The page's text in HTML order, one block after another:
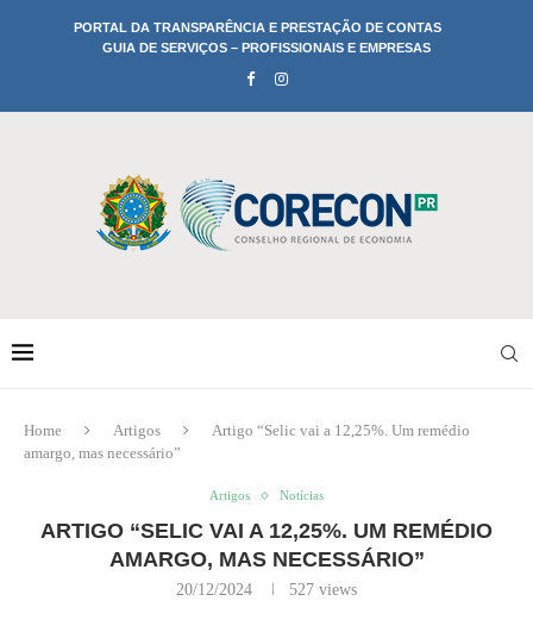
PORTAL DA TRANSPARÊNCIA E PRESTAÇÃO DE CONTAS
GUIA DE SERVIÇOS – PROFISSIONAIS E EMPRESAS
Home Artigos
Artigo “Selic vai a 12,25%. Um remédio
amargo, mas necessário”
Artigos Notícias
ARTIGO “SELIC VAI A 12,25%. UM REMÉDIO
AMARGO, MAS NECESSÁRIO”
20/12/2024 527 views